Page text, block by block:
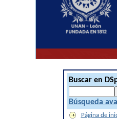
Buscar en
Búsqueda
Página de